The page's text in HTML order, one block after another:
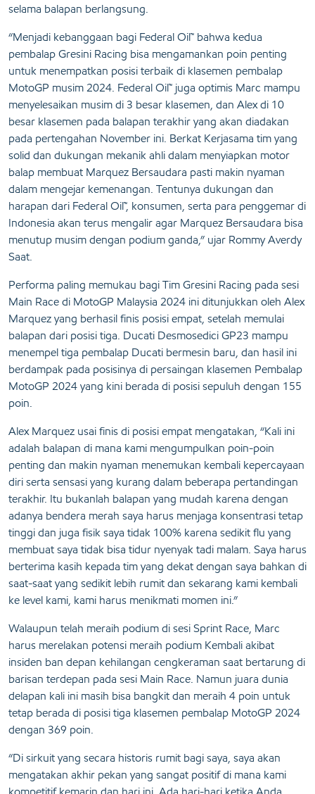
selama balapan berlangsung.
“Menjadi kebanggaan bagi Federal Oil™ bahwa kedua
pembalap Gresini Racing bisa mengamankan poin penting
untuk menempatkan posisi terbaik di klasemen pembalap
MotoGP musim 2024. Federal Oil™ juga optimis Marc mampu
menyelesaikan musim di 3 besar klasemen, dan Alex di 10
besar klasemen pada balapan terakhir yang akan diadakan
pada pertengahan November ini. Berkat Kerjasama tim yang
solid dan dukungan mekanik ahli dalam menyiapkan motor
balap membuat Marquez Bersaudara pasti makin nyaman
dalam mengejar kemenangan. Tentunya dukungan dan
harapan dari Federal Oil™, konsumen, serta para penggemar di
Indonesia akan terus mengalir agar Marquez Bersaudara bisa
menutup musim dengan podium ganda,” ujar Rommy Averdy
Saat.
Performa paling memukau bagi Tim Gresini Racing pada sesi
Main Race di MotoGP Malaysia 2024 ini ditunjukkan oleh Alex
Marquez yang berhasil finis posisi empat, setelah memulai
balapan dari posisi tiga. Ducati Desmosedici GP23 mampu
menempel tiga pembalap Ducati bermesin baru, dan hasil ini
berdampak pada posisinya di persaingan klasemen Pembalap
MotoGP 2024 yang kini berada di posisi sepuluh dengan 155
poin.
Alex Marquez usai finis di posisi empat mengatakan, “Kali ini
adalah balapan di mana kami mengumpulkan poin-poin
penting dan makin nyaman menemukan kembali kepercayaan
diri serta sensasi yang kurang dalam beberapa pertandingan
terakhir. Itu bukanlah balapan yang mudah karena dengan
adanya bendera merah saya harus menjaga konsentrasi tetap
tinggi dan juga fisik saya tidak 100% karena sedikit flu yang
membuat saya tidak bisa tidur nyenyak tadi malam. Saya harus
berterima kasih kepada tim yang dekat dengan saya bahkan di
saat-saat yang sedikit lebih rumit dan sekarang kami kembali
ke level kami, kami harus menikmati momen ini.”
Walaupun telah meraih podium di sesi Sprint Race, Marc
harus merelakan potensi meraih podium Kembali akibat
insiden ban depan kehilangan cengkeraman saat bertarung di
barisan terdepan pada sesi Main Race. Namun juara dunia
delapan kali ini masih bisa bangkit dan meraih 4 poin untuk
tetap berada di posisi tiga klasemen pembalap MotoGP 2024
dengan 369 poin.
“Di sirkuit yang secara historis rumit bagi saya, saya akan
mengatakan akhir pekan yang sangat positif di mana kami